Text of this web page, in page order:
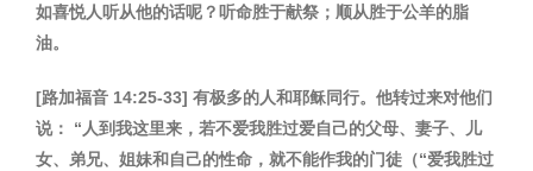
如喜悦人听从他的话呢？听命胜于献祭；顺从胜于公羊的脂
油。
[路加福音14:25-33] 有极多的人和耶稣同行。他转过来对他们
说：
“人到我这里来，若不爱我胜过爱自己的父母、妻子、儿
女、弟兄、姐妹和自己的性命，就不能作我的门徒（“爱我胜过